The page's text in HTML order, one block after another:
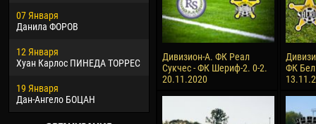
07 Января
Данила ФОРОВ
12 Января
Хуан Карлос ПИНЕДА ТОРРЕС
19 Января
Дан-Ангело БОЦАН
22 Марта
Самба КОНЕ
26 Марта
Витор Уго Морайс де
ОЛИВЕЙРА
Раи ЛОПЕС ДЕ ОЛИВЕЙРА
28
10
15
Дивизион-А. ФК Реал
Сукчес - ФК Шериф-2. 0-2.
20.11.2020
ФК